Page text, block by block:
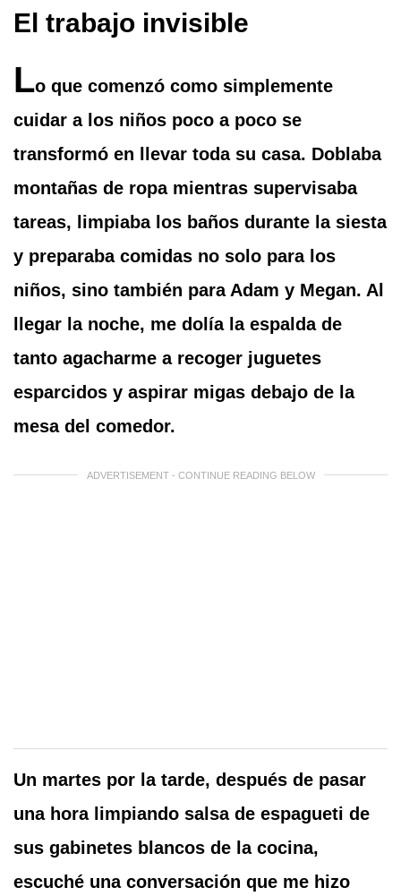
El trabajo invisible
Lo que comenzó como simplemente
cuidar a los niños poco a poco se
transformó en llevar toda su casa. Doblaba
montañas de ropa mientras supervisaba
tareas, limpiaba los baños durante la siesta
y preparaba comidas no solo para los
niños, sino también para Adam y Megan. Al
llegar la noche, me dolía la espalda de
tanto agacharme a recoger juguetes
esparcidos y aspirar migas debajo de la
mesa del comedor.
ADVERTISEMENT - CONTINUE READING BELOW
Un martes por la tarde, después de pasar
una hora limpiando salsa de espagueti de
sus gabinetes blancos de la cocina,
escuché una conversación que me hizo